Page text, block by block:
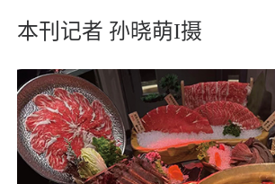
本刊记者 孙晓萌I摄